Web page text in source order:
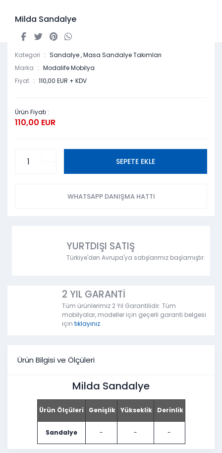
Milda Sandalye
Kategori Sandalye,Masa Sandalye Takımları
Marka
Modalife Mobilya
Fiyat
110,00 EUR + KDV
Ürün Fiyatı :
110,00 EUR
SEPETE EKLE
WHATSAPP DANIŞMA HATTI
YURTDIŞI SATIŞ
Türkiye'den Avrupa'ya satışlarımız başlamıştır.
2 YIL GARANTİ
Tüm ürünlerimiz 2 Yıl Garantilidir. Tüm
mobilyalar, modeller için geçerli garanti belgesi
için tıklayınız.
Ürün Bilgisi ve Ölçüleri
Milda Sandalye
Ürün Ölçüleri Genişlik Yükseklik Derinlik
Sandalye - - -